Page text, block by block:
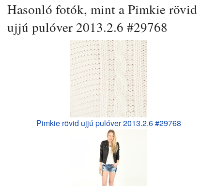
Hasonló fotók, mint a Pimkie rövid
ujjú pulóver 2013.2.6 #29768
Pimkie rövid ujjú pulóver 2013.2.6 #29768